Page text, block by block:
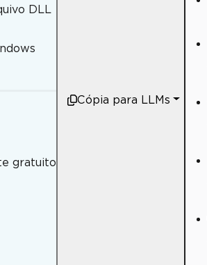
DLL
gratuito
Cópia para LLMs